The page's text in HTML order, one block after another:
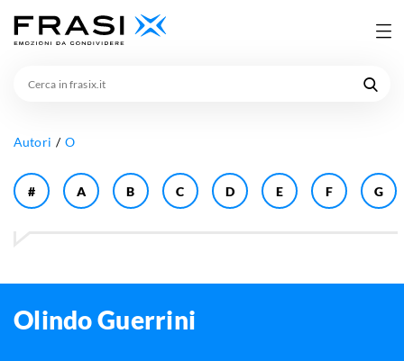
Autori O
# A B C D E F G
Olindo Guerrini